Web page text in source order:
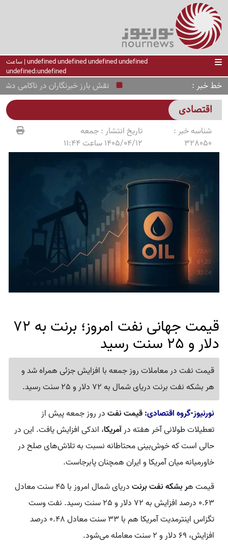
undefined undefined undefined undefined | ساعت
undefined:undefined
خط خبر نقش بارز خبرنگاران در ناکامی
اقتصادی
شناسه خبر :
328050
تاریخ انتشار :جمعه
1405/04/12 ساعت 11:44
قیمت جهانی نفت امروز؛ برنت به 72
دلار و 25 سنت رسید
قیمت نفت در معاملات روز جمعه با افزایش جزئی همراه شد و
هر بشکه نفت برنت دریای شمال به 72 دلار و 25 سنت رسید.
نورنیوز-گروه اقتصادی:قیمت نفتدر روز جمعه پیش از
تعطیلات طولانی آخر هفته درآمریکا، اندکی افزایش یافت. این در
حالی است که خوش‌بینی محتاطانه نسبت به تلاش‌های صلح در
خاورمیانه میان آمریکا و ایران همچنان پابرجاست.
قیمت هر بشکه نفت برنت
دریای شمال امروز با 45 سنت معادل
0.63 درصد افزایش به 72 دلار و 25 سنت رسید. نفت وست
تگزاس اینترمدیت آمریکا هم با 33 سنت معادل 0.48 درصد
افزایش، 69 دلار و 2 سنت معامله می‌شود.